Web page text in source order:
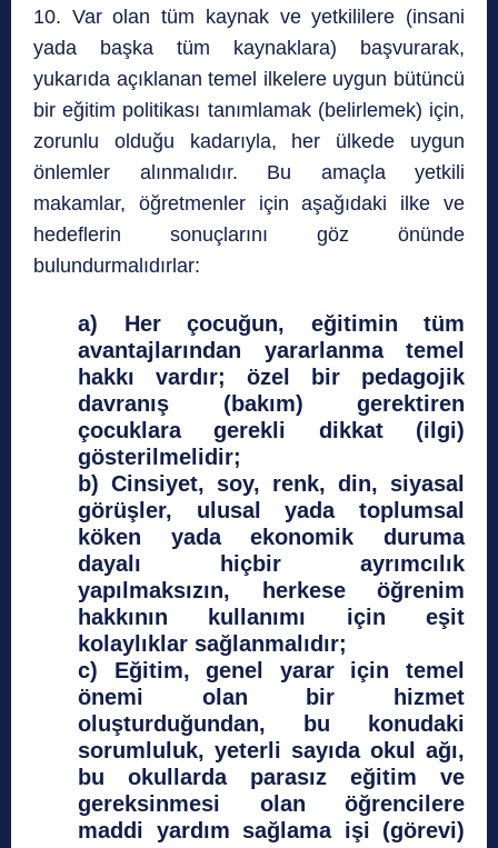
10. Var olan tüm kaynak ve yetkililere (insani
yada başka tüm kaynaklara) başvurarak,
yukarıda açıklanan temel ilkelere uygun bütüncü
bir eğitim politikası tanımlamak (belirlemek) için,
zorunlu olduğu kadarıyla, her ülkede uygun
önlemler alınmalıdır. Bu amaçla yetkili
makamlar, öğretmenler için aşağıdaki ilke ve
hedeflerin sonuçlarını göz önünde
bulundurmalıdırlar:
a) Her çocuğun, eğitimin tüm
avantajlarından yararlanma temel
hakkı vardır; özel bir pedagojik
davranış (bakım) gerektiren
çocuklara gerekli dikkat (ilgi)
gösterilmelidir;
b) Cinsiyet, soy, renk, din, siyasal
görüşler, ulusal yada toplumsal
köken yada ekonomik duruma
dayalı hiçbir ayrımcılık
yapılmaksızın, herkese öğrenim
hakkının kullanımı için eşit
kolaylıklar sağlanmalıdır;
c) Eğitim, genel yarar için temel
önemi olan bir hizmet
oluşturduğundan, bu konudaki
sorumluluk, yeterli sayıda okul ağı,
bu okullarda parasız eğitim ve
gereksinmesi olan öğrencilere
maddi yardım sağlama işi (görevi)